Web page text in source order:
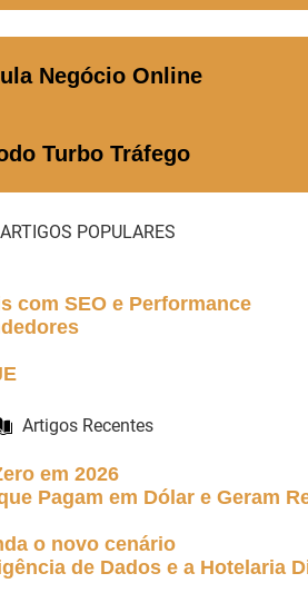
Negócio Online
Turbo Tráfego
ARTIGOS POPULARES
com SEO e Performance
Artigos Recentes
em 2026
Pagam em Dólar e Geram
o novo cenário
de Dados e a Hotelaria